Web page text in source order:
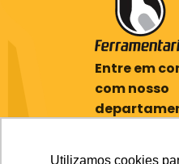
Utilizamos cookies
Entre em
com nosso
(61) 3701-